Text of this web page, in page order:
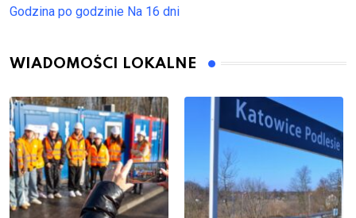
Godzina po godzinie Na 16 dni
WIADOMOŚCI LOKALNE